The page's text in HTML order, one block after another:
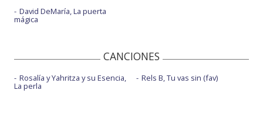
David DeMaría, La puerta
mágica
CANCIONES
Rosalía y Yahritza y su Esencia,
La perla
Rels B, Tu vas sin (fav)